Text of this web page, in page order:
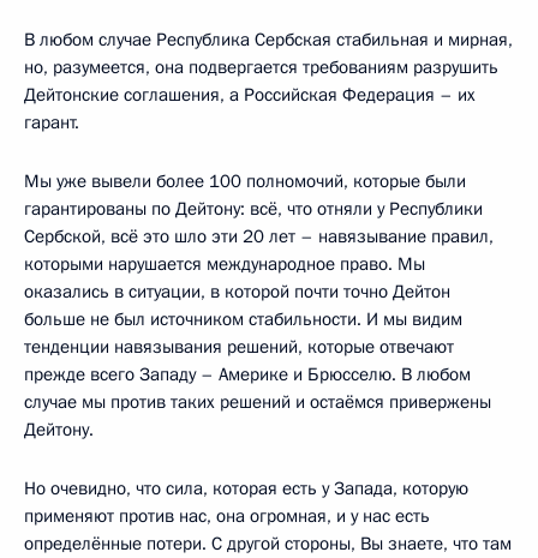
В любом случае Республика Сербская стабильная и мирная,
но, разумеется, она подвергается требованиям разрушить
Дейтонские соглашения, а Российская Федерация – их
гарант.
Мы уже вывели более 100 полномочий, которые были
гарантированы по Дейтону: всё, что отняли у Республики
Сербской, всё это шло эти 20 лет – навязывание правил,
которыми нарушается международное право. Мы
оказались в ситуации, в которой почти точно Дейтон
больше не был источником стабильности. И мы видим
тенденции навязывания решений, которые отвечают
прежде всего Западу – Америке и Брюсселю. В любом
случае мы против таких решений и остаёмся привержены
Дейтону.
Но очевидно, что сила, которая есть у Запада, которую
применяют против нас, она огромная, и у нас есть
определённые потери. С другой стороны, Вы знаете, что там